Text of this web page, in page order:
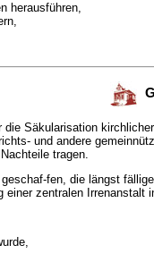
herausführen,
Säkularisation
und andere
tragen.
fen, die längst
zentralen Irrenanstalt